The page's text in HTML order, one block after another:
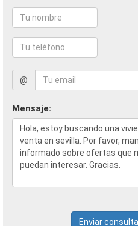
@
Mensaje:
Enviar consulta